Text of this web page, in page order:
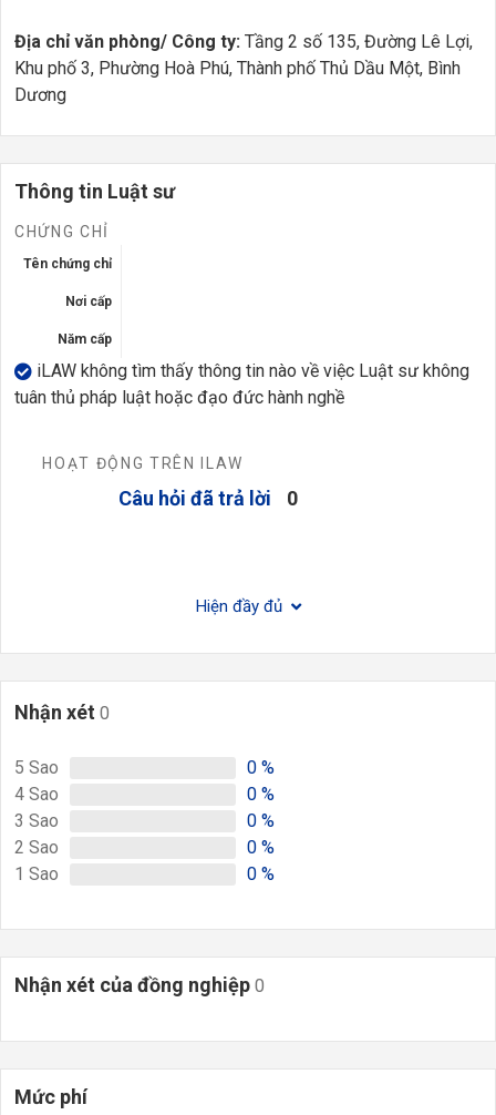
Địa chỉ văn phòng/ Công ty: Tầng 2 số 135, Đường Lê Lợi,
Khu phố 3, Phường Hoà Phú, Thành phố Thủ Dầu Một, Bình
Dương
Thông tin Luật sư
CHỨNG CHỈ
Tên chứng chỉ
Nơi cấp
Năm cấp
iLAW không tìm thấy thông tin nào về việc Luật sư không
tuân thủ pháp luật hoặc đạo đức hành nghề
HOẠT ĐỘNG TRÊN ILAW
Câu hỏi đã trả lời 0
Hiện đầy đủ
Nhận xét 0
5 Sao 0 %
4 Sao 0 %
3 Sao 0 %
2 Sao 0 %
1 Sao 0 %
Nhận xét của đồng nghiệp 0
Mức phí